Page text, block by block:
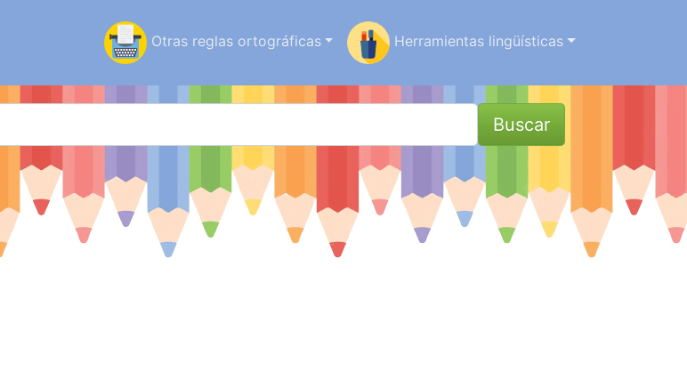
Otras reglas ortográficas Herramientas lingüísticas
Buscar